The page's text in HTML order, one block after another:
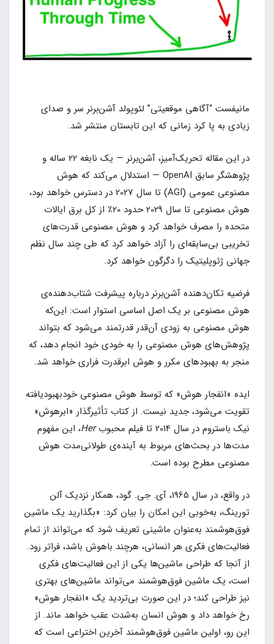
مانیفست “آگاهی موقعیتی” لئوپولد آشن‌برنر سر و صدای
زیادی به پا کرد زمانی که این تابستان منتشر شد.
در این مقاله تحریک‌آمیز، آشن‌برنر — یک نابغه 22 ساله و
پژوهشگر سابق OpenAI — استدلال می‌کند که هوش
مصنوعی عمومی (AGI) تا سال 2027 در دسترس خواهد بود،
هوش مصنوعی تا سال 2029 حدود 20٪ از کل برق ایالات
متحده را مصرف خواهد کرد و هوش مصنوعی قدرت‌های
تخریبی بی‌سابقه‌ای را آزاد خواهد کرد که طی چند سال نظم
جهانی ژئوپلیتیک را دگرگون خواهد کرد.
فرضیه تکان‌دهنده آشن‌برنر درباره پیشرفت شتاب‌دهنده‌ی
هوش مصنوعی بر یک اصل اساسی استوار است: این‌که
هوش مصنوعی به زودی آن‌قدر قدرتمند می‌شود که بتواند
پژوهش‌های هوش مصنوعی را به خودی خود انجام دهد، که
منجر به بهبودهای مکرر و هوش ابرقدرت فراری خواهد شد.
ایده «انفجار هوش» که توسط هوش مصنوعی خودبهبودیافته
تقویت می‌شود، جدید نیست. از کتاب تأثیرگذار «ابرهوش»
نیک باستروم در سال 2014 تا فیلم محبوب
Her، این مفهوم
مدت‌ها در بحث‌های مربوط به آینده‌ی طولانی‌مدت هوش
مصنوعی مطرح بوده است.
در واقع، در سال 1965، آی. جی. گود، همکار نزدیک آلن
تورینگ، به‌خوبی این امکان را بیان کرد: «بگذارید یک ماشین
فوق‌هوشمند به‌عنوان ماشینی تعریف شود که می‌تواند از تمام
فعالیت‌های فکری هر انسانی، هرچند باهوش باشد، فراتر رود.
از آنجا که طراحی ماشین‌ها یکی از این فعالیت‌های فکری
است، یک ماشین فوق‌هوشمند می‌تواند ماشین‌های بهتری
نیز طراحی کند؛ در این صورت بی‌تردید یک «انفجار هوش»
رخ خواهد داد و هوش انسان به‌شدت عقب خواهد ماند. از
این رو، اولین ماشین فوق‌هوشمند آخرین اختراعی است که